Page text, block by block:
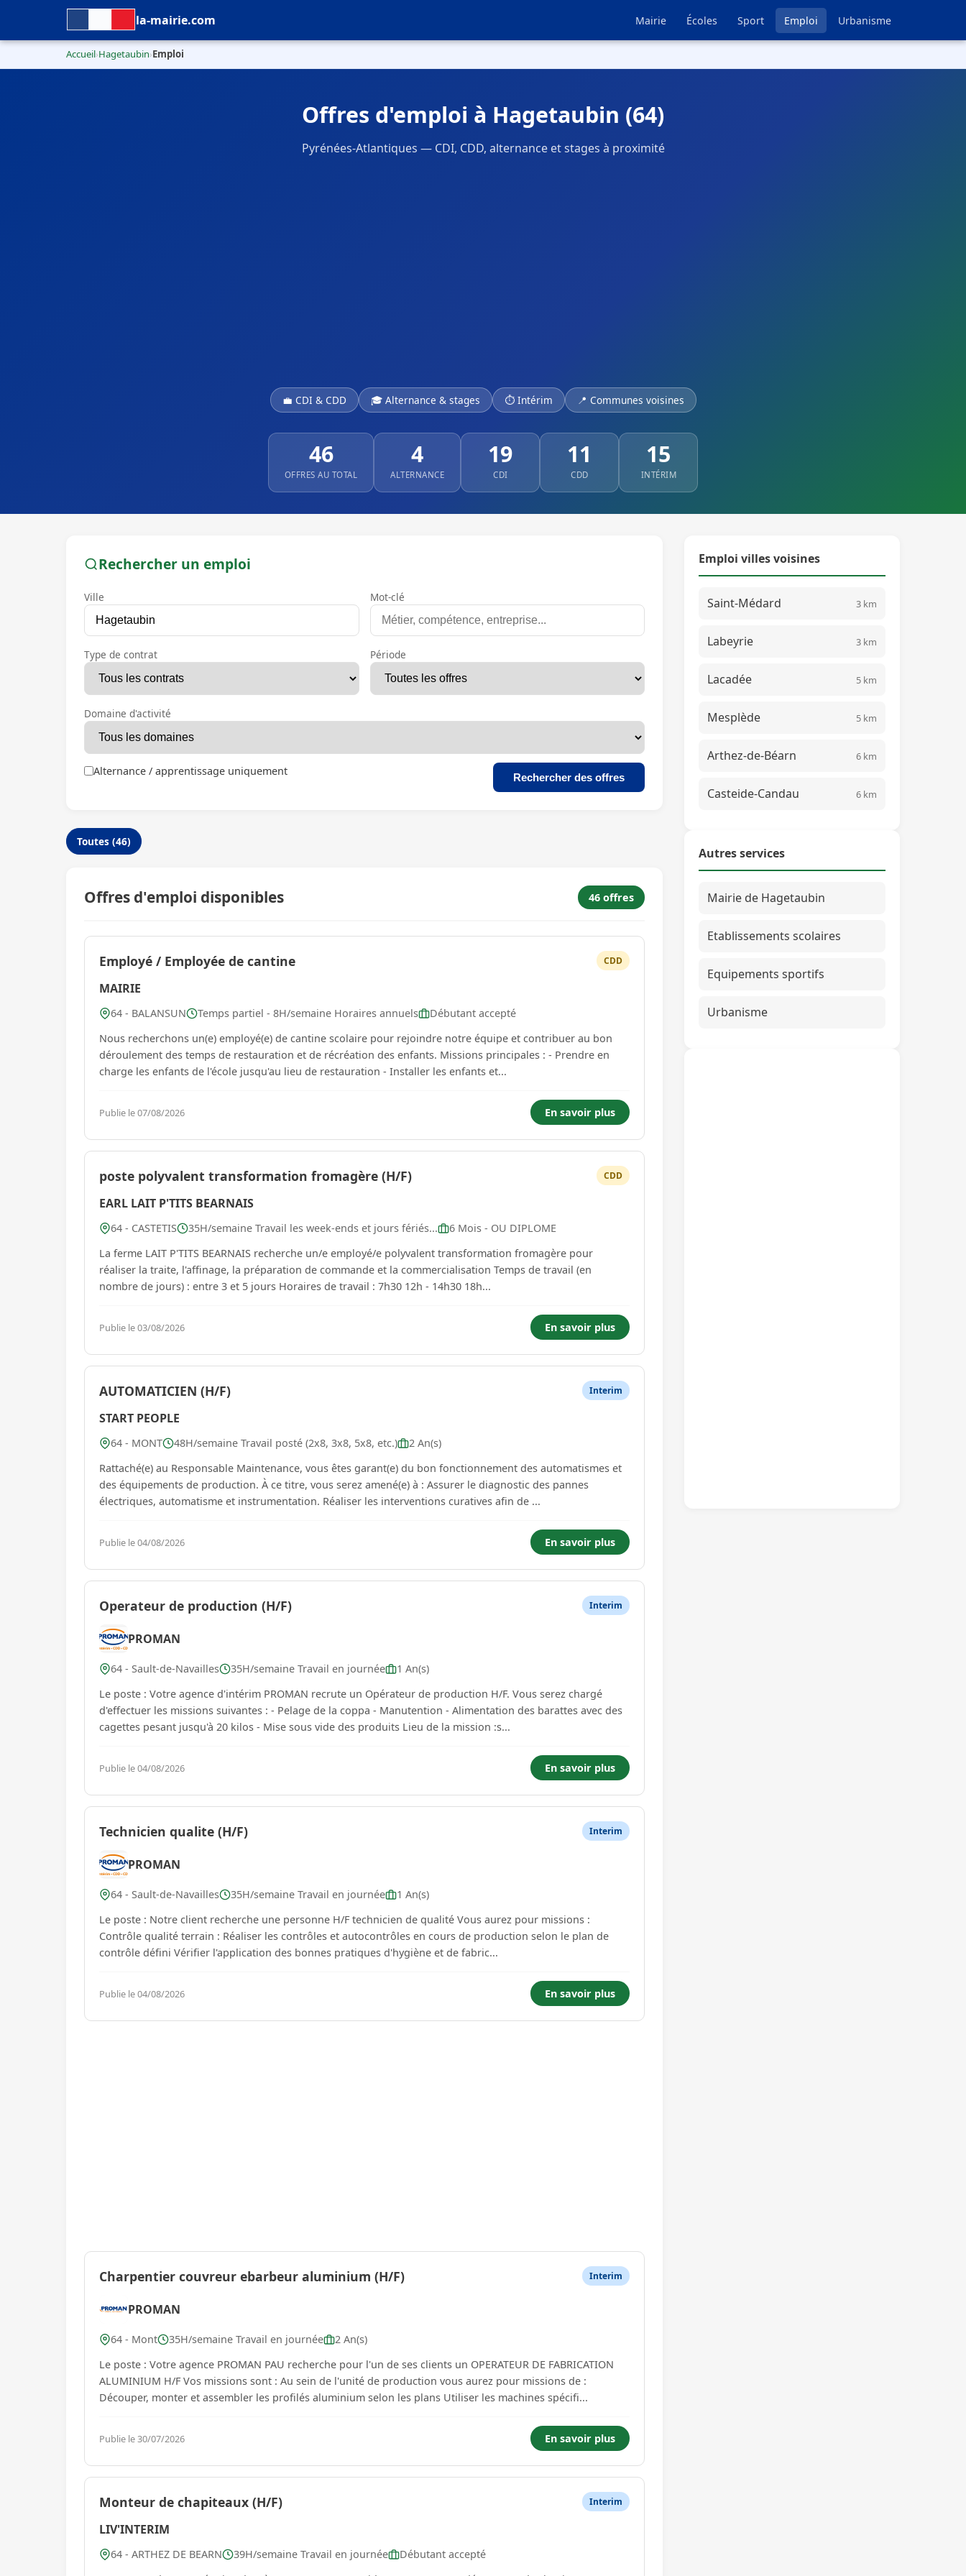
la-mairie.com Mairie Écoles Sport Emploi Urbanisme
Accueil›Hagetaubin›Emploi
Offres d'emploi à Hagetaubin (64)
Pyrénées-Atlantiques — CDI, CDD, alternance et stages à proximité
💼 CDI & CDD 🎓 Alternance & stages ⏱ Intérim 📍 Communes voisines
46
OFFRES AU TOTAL
4
ALTERNANCE
19
CDI
11
CDD
15
INTÉRIM
Rechercher un emploi
Ville Mot-clé
Type de contrat Période
Domaine d'activité
Alternance / apprentissage uniquement Rechercher des offres
Toutes (46)
Offres d'emploi disponibles 46 offres
Employé / Employée de cantine CDD
MAIRIE
64 - BALANSUN Temps partiel - 8H/semaine Horaires annuels
Débutant accepté
Nous recherchons un(e) employé(e) de cantine scolaire pour rejoindre notre équipe et contribuer au bon
déroulement des temps de restauration et de récréation des enfants. Missions principales : - Prendre en
charge les enfants de l'école jusqu'au lieu de restauration - Installer les enfants et...
Publie le 07/08/2026 En savoir plus
poste polyvalent transformation fromagère (H/F) CDD
EARL LAIT P'TITS BEARNAIS
64 - CASTETIS 35H/semaine Travail les week-ends et jours fériés...
6 Mois - OU DIPLOME
La ferme LAIT P'TITS BEARNAIS recherche un/e employé/e polyvalent transformation fromagère pour
réaliser la traite, l'affinage, la préparation de commande et la commercialisation Temps de travail (en
nombre de jours) : entre 3 et 5 jours Horaires de travail : 7h30 12h - 14h30 18h...
Publie le 03/08/2026 En savoir plus
AUTOMATICIEN (H/F) Interim
START PEOPLE
64 - MONT 48H/semaine Travail posté (2x8, 3x8, 5x8, etc.)
2 An(s)
Rattaché(e) au Responsable Maintenance, vous êtes garant(e) du bon fonctionnement des automatismes et
des équipements de production. À ce titre, vous serez amené(e) à : Assurer le diagnostic des pannes
électriques, automatisme et instrumentation. Réaliser les interventions curatives afin de ...
Publie le 04/08/2026 En savoir plus
Operateur de production (H/F) Interim
PROMAN
64 - Sault-de-Navailles 35H/semaine Travail en journée
1 An(s)
Le poste : Votre agence d'intérim PROMAN recrute un Opérateur de production H/F. Vous serez chargé
d'effectuer les missions suivantes : - Pelage de la coppa - Manutention - Alimentation des barattes avec des
cagettes pesant jusqu'à 20 kilos - Mise sous vide des produits Lieu de la mission :s...
Publie le 04/08/2026 En savoir plus
Technicien qualite (H/F) Interim
PROMAN
64 - Sault-de-Navailles 35H/semaine Travail en journée
1 An(s)
Le poste : Notre client recherche une personne H/F technicien de qualité Vous aurez pour missions :
Contrôle qualité terrain : Réaliser les contrôles et autocontrôles en cours de production selon le plan de
contrôle défini Vérifier l'application des bonnes pratiques d'hygiène et de fabric...
Publie le 04/08/2026 En savoir plus
Charpentier couvreur ebarbeur aluminium (H/F) Interim
PROMAN
64 - Mont 35H/semaine Travail en journée
2 An(s)
Le poste : Votre agence PROMAN PAU recherche pour l'un de ses clients un OPERATEUR DE FABRICATION
ALUMINIUM H/F Vos missions sont : Au sein de l'unité de production vous aurez pour missions de :
Découper, monter et assembler les profilés aluminium selon les plans Utiliser les machines spécifi...
Publie le 30/07/2026 En savoir plus
Monteur de chapiteaux (H/F) Interim
LIV'INTERIM
64 - ARTHEZ DE BEARN 39H/semaine Travail en journée
Débutant accepté
Emploi villes voisines
Saint-Médard 3 km
Labeyrie 3 km
Lacadée 5 km
Mesplède 5 km
Arthez-de-Béarn 6 km
Casteide-Candau 6 km
Autres services
Mairie de Hagetaubin
Etablissements scolaires
Equipements sportifs
Urbanisme